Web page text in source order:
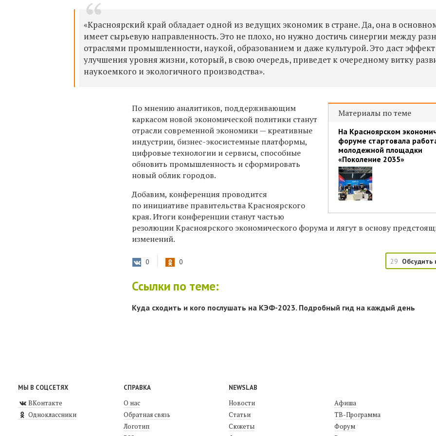
«Красноярский край обладает одной из ведущих экономик в стране. Да, она в
имеет сырьевую направленность. Это не плохо, но нужно достичь синергии между
отраслями промышленности, наукой, образованием и даже культурой. Это даст эффект
улучшения уровня жизни, который, в свою очередь, приведет к очередному витку
наукоемкого и экологичного производства».
Материалы по теме
На Красноярском
форуме стартовала
молодежной площадки
«Поколение 2035»
По мнению аналитиков, поддерживающим
каркасом новой экономической политики станут
отрасли современной экономики — креативные
индустрии, бизнес-экосистемные платформы,
цифровые технологии и сервисы, способные
обновить промышленность и сформировать
новый облик городов.
Добавим, конференция проводится
по инициативе правительства Красноярского
края. Итоги конференции станут частью
резолюции Красноярского экономического форума и лягут в основу
изменений.
0 0 29 Обсудить
Ссылки по теме:
Куда сходить и кого послушать на КЭФ-2023. Подробный гид на каждый день
МЫ В СОЦСЕТЯХ
ВКонтакте
Одноклассники
СПРАВКА
О нас
Обратная связь
Логотип
NEWSLAB
Новости
Статьи
Сюжеты
Афиша
ТВ-Программа
Форум